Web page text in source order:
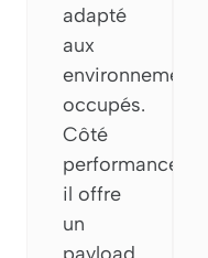
adapté
aux
environnements
occupés.
Côté
performances,
il offre
un